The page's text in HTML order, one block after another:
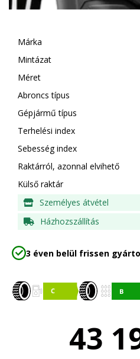
Márka
Mintázat
Méret
Abroncs típus
Gépjármű típus
Terhelési index
Sebesség index
Raktárról, azonnal elvihető
Külső raktár
Személyes átvétel
Házhozszállítás
3 éven belül frissen
43